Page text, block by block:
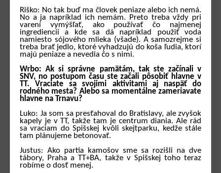
Riško: No tak buď ma človek peniaze alebo ich nemá.
No a ja napríklad ich nemám. Preto treba vždy pri
varení vymýšľať, ako používať čo najmenej
ingrediencíí a kde sa dá napríklad použiť voda
namiesto sójového mlieka (všade). A samozrejme si
treba brať jedlo, ktoré vyhadzujú do koša ľudia, ktorí
majú peniaze a nevedia čo s nimi.
Wrbo: Ak si správne pamätám, tak ste začínali v
SNV, no postupom času ste začali pôsobiť hlavne v
TT. Vraciate sa svojimi aktivitami aj naspäť do
rodného mesta? Alebo sa momentálne zameriavate
hlavne na Trnavu?
Luko: Ja som sa presťahoval do Bratislavy, ale zvyšok
kapely je v TT, takže tam je centrum diania. Ale rád
sa vraciam do Spišskej kvôli skejtparku, kedže stále
tam plánujeme betonovať.
Justus: Ako partia kamošov sme sa rozišli na dve
tábory, Praha a TT+BA, takže v Spišskej toho teraz
robíme o dosť menej.